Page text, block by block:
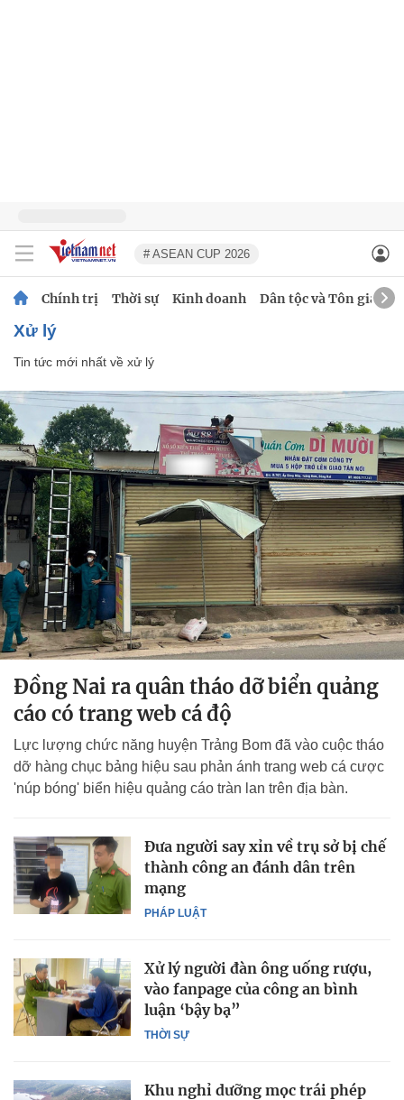
# ASEAN CUP 2026
Chính trị Thời sự Kinh doanh Dân tộc và Tôn giáo
xử lý
Tin tức mới nhất về xử lý
Đồng Nai ra quân tháo dỡ biển quảng
cáo có trang web cá độ
Lực lượng chức năng huyện Trảng Bom đã vào cuộc tháo
dỡ hàng chục bảng hiệu sau phản ánh trang web cá cược
'núp bóng' biển hiệu quảng cáo tràn lan trên địa bàn.
PHÁP LUẬT
Đưa người say xỉn về trụ sở bị chế
thành công an đánh dân trên
mạng
THỜI SỰ
Xử lý người đàn ông uống rượu,
vào fanpage của công an bình
luận ‘bậy bạ”
Khu nghỉ dưỡng mọc trái phép